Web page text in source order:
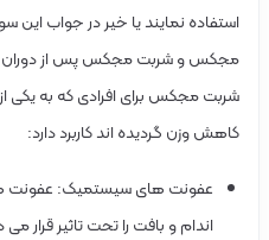
استفاده نمایند یا خیر در جواب این
مجکس و شربت مجکس پس از دوران
شربت مجکس برای افرادی که به یکی از
کاهش وزن گردیده اند کاربرد دارد:
عفونت های سیستمیک: عفونت
اندام و بافت را تحت تاثیر قرار می